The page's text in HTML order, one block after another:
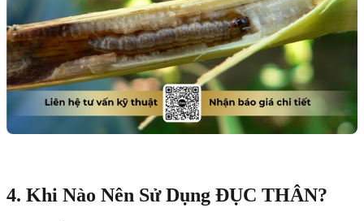
4. Khi Nào Nên Sử Dụng ĐỤC THÂN?